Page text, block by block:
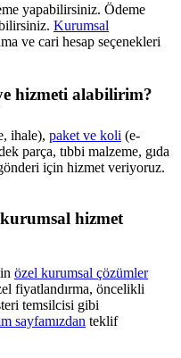
yapabilirsiniz. Ödeme
Kurumsal
ve cari hesap seçenekleri
hizmeti alabilirim?
ihale), paket ve koli (e-
parça, tıbbi malzeme, gıda
için hizmet veriyoruz.
hizmet
özel kurumsal çözümler
fiyatlandırma, öncelikli
temsilcisi gibi
sayfamızdan teklif